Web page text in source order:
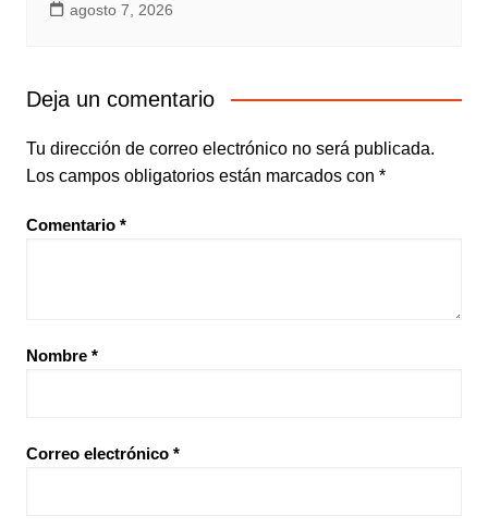
agosto 7, 2026
Deja un comentario
Tu dirección de correo electrónico no será publicada.
Los campos obligatorios están marcados con *
Comentario *
Nombre *
Correo electrónico *